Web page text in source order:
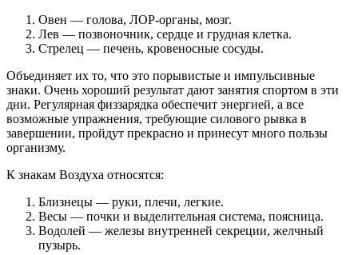
Овен — голова, ЛОР-органы, мозг.
Лев — позвоночник, сердце и грудная клетка.
Стрелец — печень, кровеносные сосуды.
Объединяет их то, что это порывистые и импульсивные
знаки. Очень хороший результат дают занятия спортом в эти
дни. Регулярная физзарядка обеспечит энергией, а все
возможные упражнения, требующие силового рывка в
завершении, пройдут прекрасно и принесут много пользы
организму.
К знакам Воздуха относятся:
Близнецы — руки, плечи, легкие.
Весы — почки и выделительная система, поясница.
Водолей — железы внутренней секреции, желчный
пузырь.